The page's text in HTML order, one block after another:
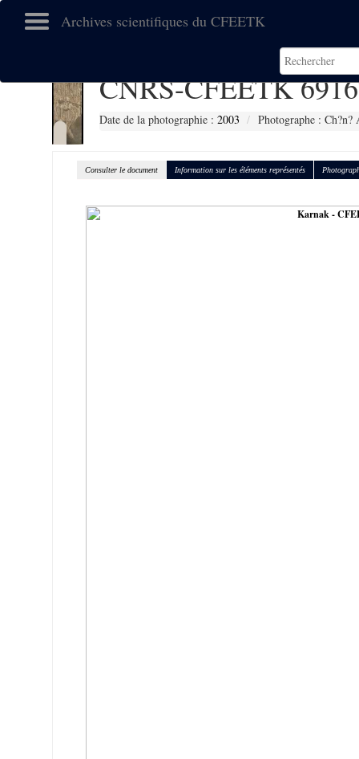
Archives scientifiques du CFEETK
CNRS-CFEETK
Date de la photographie : 2003 Photographe : Ch?n?
Consulter le document Information sur les éléments représentés